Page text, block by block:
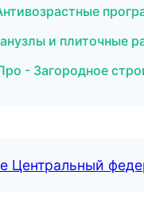
и плиточные
- Загородное
Центральный